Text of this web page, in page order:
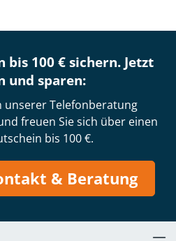
bis 100 € sichern. Jetzt
und sparen:
unserer Telefonberatung
freuen Sie sich über einen
bis 100 €.
& Beratung